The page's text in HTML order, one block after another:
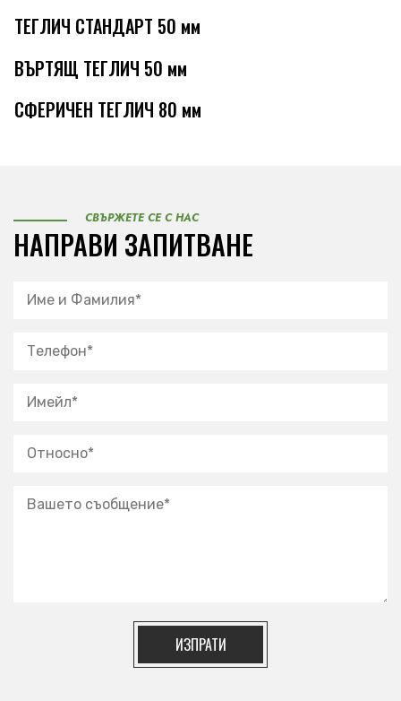
ТЕГЛИЧ СТАНДАРТ 50 мм
ВЪРТЯЩ ТЕГЛИЧ 50 мм
СФЕРИЧЕН ТЕГЛИЧ 80 мм
СВЪРЖЕТЕ СЕ С НАС
НАПРАВИ ЗАПИТВАНЕ
ИЗПРАТИ